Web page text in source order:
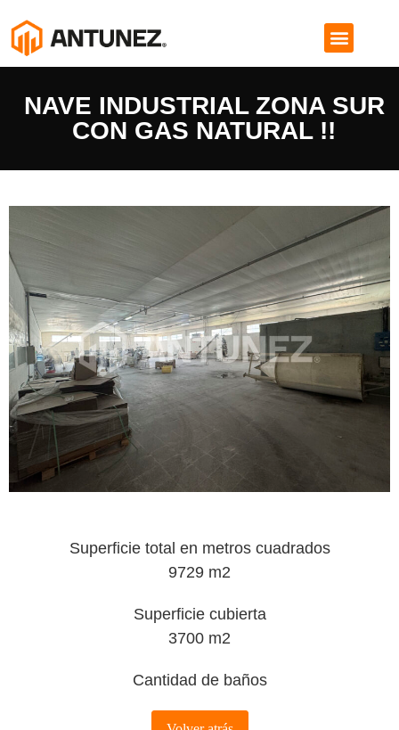
NAVE INDUSTRIAL ZONA SUR
CON GAS NATURAL !!
Superficie total en metros cuadrados
9729 m2
Superficie cubierta
3700 m2
Cantidad de baños